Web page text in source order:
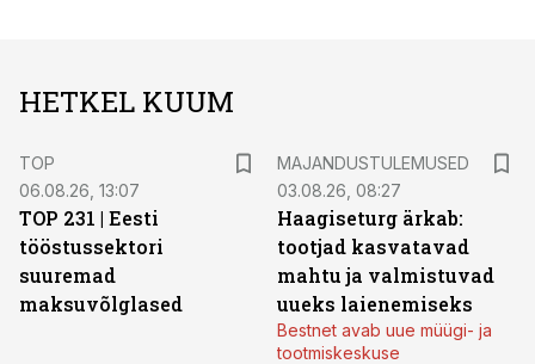
HETKEL KUUM
TOP
06.08.26, 13:07
TOP 231 | Eesti
tööstussektori
suuremad
maksuvõlglased
MAJANDUSTULEMUSED
03.08.26, 08:27
Haagiseturg ärkab:
tootjad kasvatavad
mahtu ja valmistuvad
uueks laienemiseks
Bestnet avab uue müügi- ja
tootmiskeskuse